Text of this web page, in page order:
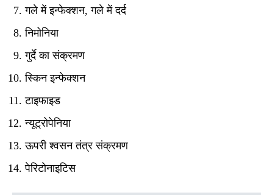
गले में इन्फेक्शन, गले में दर्द
निमोनिया
गुर्दे का संक्रमण
स्किन इन्फेक्शन
टाइफाइड
न्यूट्रोपेनिया
ऊपरी श्वसन तंत्र संक्रमण
पेरिटोनाइटिस